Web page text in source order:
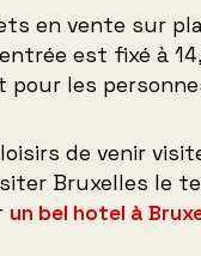
en vente sur
est fixé à
pour les
de venir
Bruxelles le
un bel hotel à